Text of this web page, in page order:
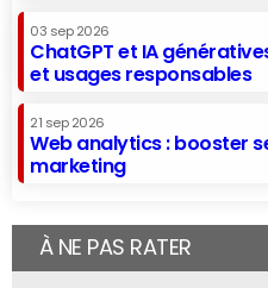
03 sep 2026
ChatGPT et IA
et usages responsables
21 sep 2026
Web analytics : booster
marketing
À NE PAS RATER